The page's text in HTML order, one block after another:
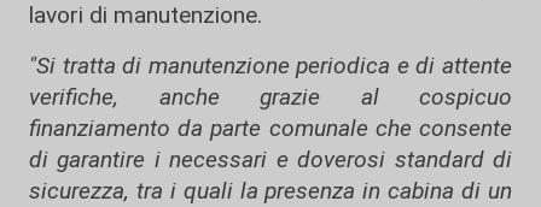
lavori di manutenzione.
"Si tratta di manutenzione periodica e di attente
verifiche, anche grazie al cospicuo
finanziamento da parte comunale che consente
di garantire i necessari e doverosi standard di
sicurezza, tra i quali la presenza in cabina di un